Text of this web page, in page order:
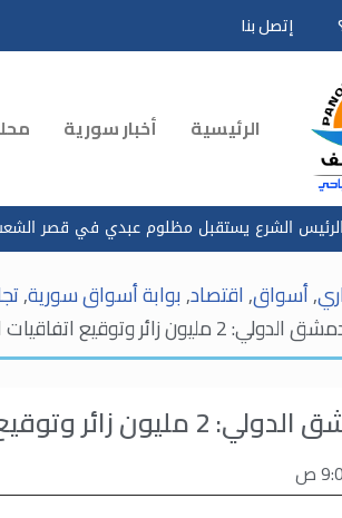
إتصل بنا
الرئيسية أخبار سورية
مظلوم عبدي في قصر الشعب
,أسواق,اقتصاد,بوابة أسواق سورية,
اتفاقيات استراتيجية
اتفاقيات استراتيجية
ص